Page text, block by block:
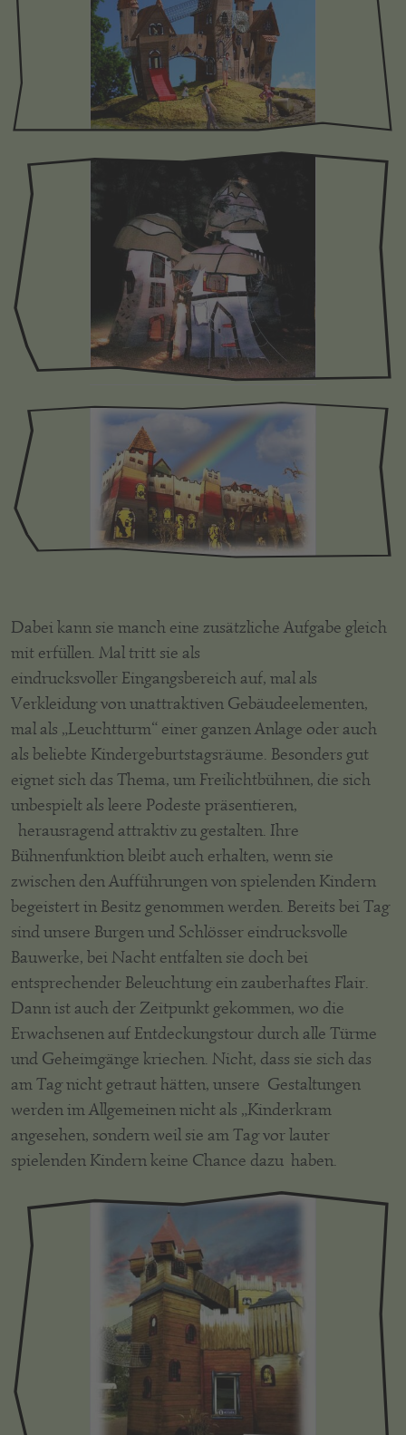
Dabei kann sie manch eine zusätzliche Aufgabe gleich
mit erfüllen. Mal tritt sie als
eindrucksvoller Eingangsbereich auf, mal als
Verkleidung von unattraktiven Gebäudeelementen,
mal als „Leuchtturm“ einer ganzen Anlage oder auch
als beliebte Kindergeburtstagsräume. Besonders gut
eignet sich das Thema, um Freilichtbühnen, die sich
unbespielt als leere Podeste präsentieren,
herausragend attraktiv zu gestalten. Ihre
Bühnenfunktion bleibt auch erhalten, wenn sie
zwischen den Aufführungen von spielenden Kindern
begeistert in Besitz genommen werden. Bereits bei Tag
sind unsere Burgen und Schlösser eindrucksvolle
Bauwerke, bei Nacht entfalten sie doch bei
entsprechender Beleuchtung ein zauberhaftes Flair.
Dann ist auch der Zeitpunkt gekommen, wo die
Erwachsenen auf Entdeckungstour durch alle Türme
und Geheimgänge kriechen. Nicht, dass sie sich das
am Tag nicht getraut hätten, unsere Gestaltungen
werden im Allgemeinen nicht als „Kinderkram
angesehen, sondern weil sie am Tag vor lauter
spielenden Kindern keine Chance dazu haben.